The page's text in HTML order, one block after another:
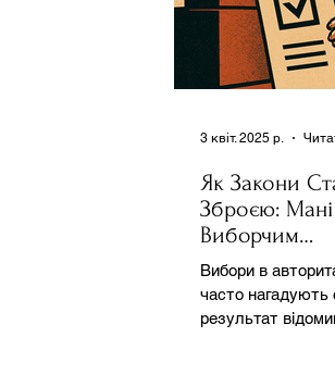
Як Закони
Зброєю:
Виборчим
Автократіях
Вибори в
часто нагадують
результат
3 квіт. 2025 р.